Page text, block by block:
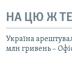
НА ЦЮ Ж
Україна
млн гривень –